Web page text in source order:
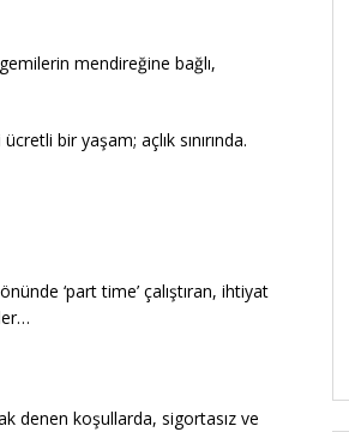
mendireğine bağlı,
bir yaşam; açlık sınırında.
‘part time’ çalıştıran, ihtiyat
denen koşullarda, sigortasız ve